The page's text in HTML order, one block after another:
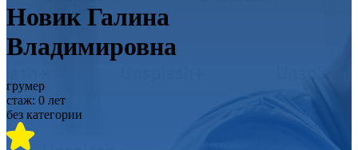
Новик Галина
Владимировна
грумер
стаж: 0 лет
без категории